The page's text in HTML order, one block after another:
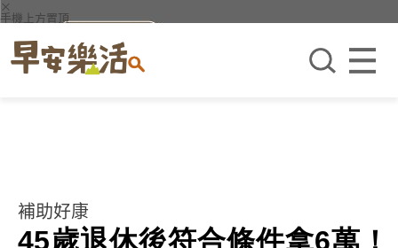
×
手機上方置頂
補助好康
45歲退休後符合條件拿6萬！